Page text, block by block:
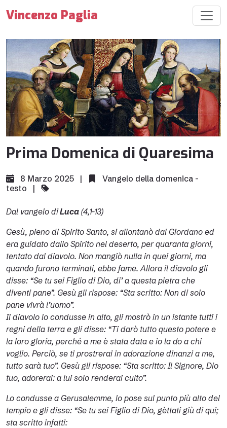
Vincenzo Paglia
Prima Domenica di Quaresima
8 Marzo 2025 |
Vangelo della domenica -
testo |
Dal vangelo diLuca (4,1-13)
Gesù, pieno di Spirito Santo, si allontanò dal Giordano ed
era guidato dallo Spirito nel deserto, per quaranta giorni,
tentato dal diavolo. Non mangiò nulla in quei giorni, ma
quando furono terminati, ebbe fame. Allora il diavolo gli
disse: “Se tu sei Figlio di Dio, di’ a questa pietra che
diventi pane”. Gesù gli rispose: “Sta scritto: Non di solo
pane vivrà l’uomo”.
Il diavolo lo condusse in alto, gli mostrò in un istante tutti i
regni della terra e gli disse: “Ti darò tutto questo potere e
la loro gloria, perché a me è stata data e io la do a chi
voglio. Perciò, se ti prostrerai in adorazione dinanzi a me,
tutto sarà tuo”. Gesù gli rispose: “Sta scritto: Il Signore, Dio
tuo, adorerai: a lui solo renderai culto”.
Lo condusse a Gerusalemme, lo pose sul punto più alto del
tempio e gli disse: “Se tu sei Figlio di Dio, gèttati giù di qui;
sta scritto infatti: